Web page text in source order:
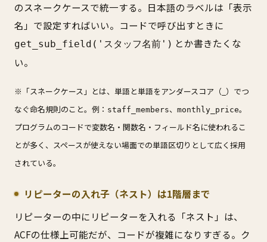
のスネークケースで統一する。日本語のラベルは「表示
名」で設定すればいい。コードで呼び出すときに
get_sub_field('スタッフ名前') とか書きたくな
い。
※「スネークケース」とは、単語と単語をアンダースコア（_）でつ
なぐ命名規則のこと。例： staff_members、 monthly_price。
プログラムのコードで変数名・関数名・フィールド名に使われるこ
とが多く、スペースが使えない場面での単語区切りとして広く採用
されている。
リピーターの入れ子（ネスト）は1階層まで
リピーターの中にリピーターを入れる「ネスト」は、
ACFの仕様上可能だが、コードが複雑になりすぎる。ク